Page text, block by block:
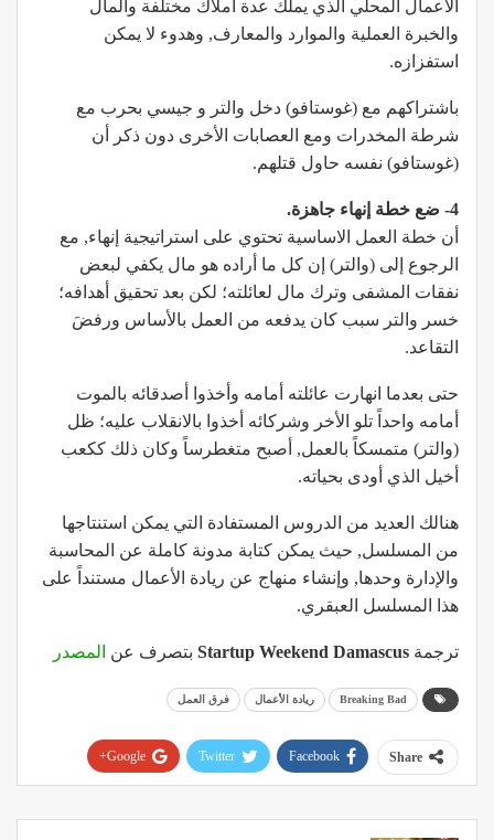
الأعمال المحلي الذي يملك عدة أملاك مختلفة والمال
والخبرة العملية والموارد والمعارف, وهدوء لا يمكن
استفزازه.
باشتراكهم مع (غوستافو) دخل والتر و جيسي بحرب مع
شرطة المخدرات ومع العصابات الأخرى دون ذكر أن
(غوستافو) نفسه حاول قتلهم.
4- ضع خطة إنهاء جاهزة.
أن خطة العمل الاساسية تحتوي على استراتيجية إنهاء, مع
الرجوع إلى (والتر) إن كل ما أراده هو مال يكفي لبعض
نفقات المشفى وترك مال لعائلته؛ لكن بعد تحقيق أهدافه؛
خسر والتر سبب كان يدفعه من العمل بالأساس ورفضَ
التقاعد.
حتى بعدما انهارت عائلته أمامه وأخذوا أصدقائه بالموت
أمامه واحداً تلو الأخر وشركائه أخذوا بالانقلاب عليه؛ ظل
(والتر) متمسكاً بالعمل, أصبح متغطرساً وكان ذلك ككعب
أخيل الذي أودى بحياته.
هنالك العديد من الدروس المستفادة التي يمكن استنتاجها
من المسلسل, حيث يمكن كتابة مدونة كاملة عن المحاسبة
والإدارة وحدها, وإنشاء منهاج عن ريادة الأعمال مستنداً على
هذا المسلسل العبقري.
ترجمة Startup Weekend Damascus بتصرف عن المصدر
Breaking Bad ريادة الأعمال فرق العمل
Share
Facebook
Twitter
Google+